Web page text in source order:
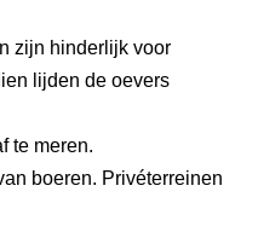
zijn hinderlijk voor
lijden de oevers
te meren.
boeren. Privéterreinen